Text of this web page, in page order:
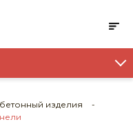
изделия